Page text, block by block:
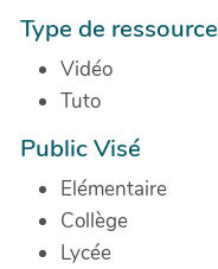
Type de ressource
Vidéo
Tuto
Public Visé
Elémentaire
Collège
Lycée